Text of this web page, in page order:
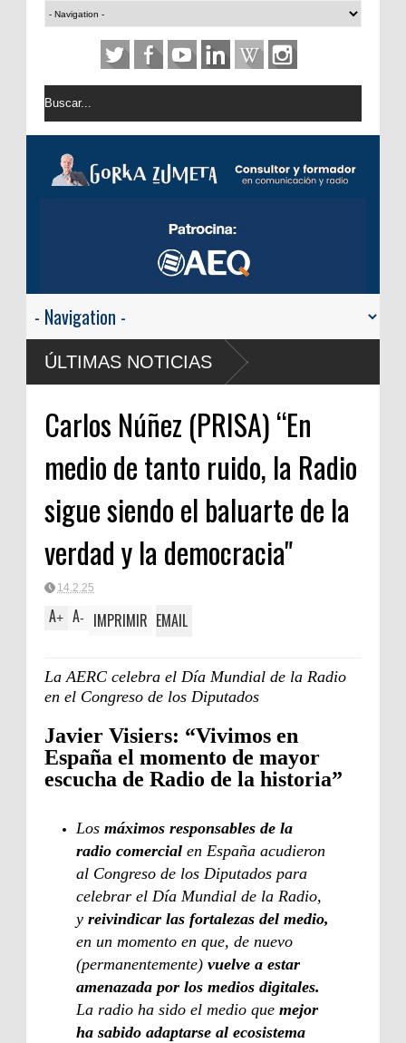
ÚLTIMAS NOTICIAS
USA: Android Auto y Apple
automóvil
Clásica
Carlos Núñez (PRISA) “En
medio de tanto ruido, la Radio
sigue siendo el baluarte de la
verdad y la democracia"
14.2.25
A+ A- IMPRIMIR EMAIL
La AERC celebra el Día Mundial de la Radio
en el Congreso de los Diputados
Javier Visiers: “Vivimos en
España el momento de mayor
escucha de Radio de la historia”
Los máximos responsables de la
radio comercial en España acudieron
al Congreso de los Diputados para
celebrar el Día Mundial de la Radio,
y reivindicar las fortalezas del medio,
en un momento en que, de nuevo
(permanentemente) vuelve a estar
amenazada por los medios digitales.
La radio ha sido el medio que mejor
ha sabido adaptarse al ecosistema